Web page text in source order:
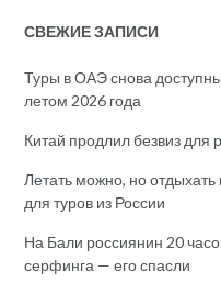
СВЕЖИЕ ЗАПИСИ
Туры в ОАЭ снова
летом 2026 года
Китай продлил безвиз для
Летать можно, но
для туров из России
На Бали россиянин 20
серфинга — его спасли